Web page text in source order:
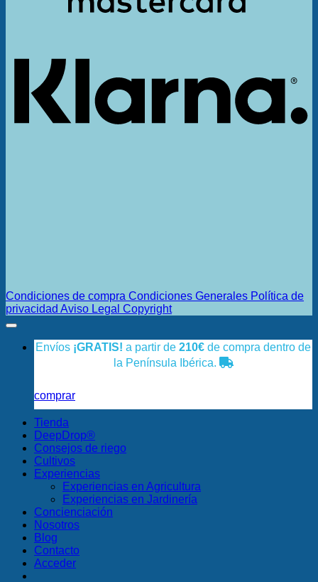
Condiciones de compra Condiciones Generales Política de
privacidad Aviso Legal Copyright
Envíos ¡GRATIS! a partir de 210€ de compra dentro de
la Península Ibérica.
comprar
Tienda
DeepDrop®
Consejos de riego
Cultivos
Experiencias
Experiencias en Agricultura
Experiencias en Jardinería
Concienciación
Nosotros
Blog
Contacto
Acceder